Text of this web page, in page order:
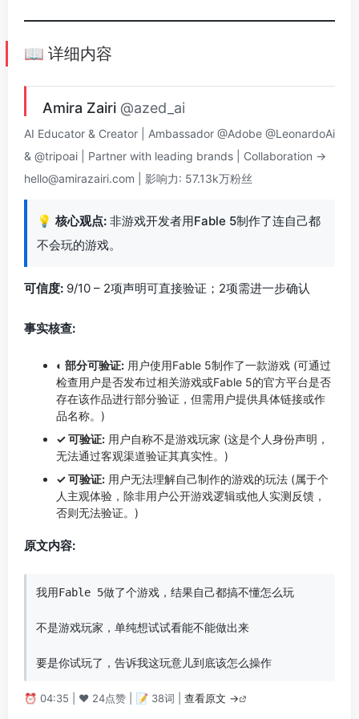
📖 详细内容
Amira Zairi @azed_ai
AI Educator & Creator | Ambassador @Adobe @LeonardoAi
& @tripoai | Partner with leading brands | Collaboration →
hello@amirazairi.com | 影响力: 57.13k万粉丝
💡 核心观点: 非游戏开发者用Fable 5制作了连自己都
不会玩的游戏。
可信度: 9/10 – 2项声明可直接验证；2项需进一步确认
事实核查:
◐ 部分可验证: 用户使用Fable 5制作了一款游戏 (可通过
检查用户是否发布过相关游戏或Fable 5的官方平台是否
存在该作品进行部分验证，但需用户提供具体链接或作
品名称。)
✓ 可验证: 用户自称不是游戏玩家 (这是个人身份声明，
无法通过客观渠道验证其真实性。)
✓ 可验证: 用户无法理解自己制作的游戏的玩法 (属于个
人主观体验，除非用户公开游戏逻辑或他人实测反馈，
否则无法验证。)
原文内容:
我用Fable 5做了个游戏，结果自己都搞不懂怎么玩
不是游戏玩家，单纯想试试看能不能做出来
要是你试玩了，告诉我这玩意儿到底该怎么操作
⏰ 04:35 | ❤️ 24点赞 | 📝 38词 | 查看原文 →